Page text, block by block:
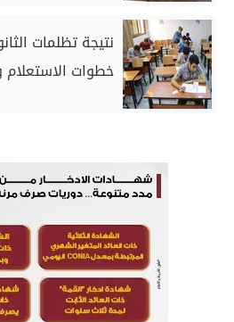
خطوات